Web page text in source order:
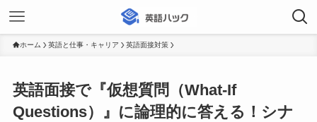
ホーム 英語と仕事・キャリア 英語面接対策
英語面接で『仮想質問（What-If
Questions）』に論理的に答える！シナ